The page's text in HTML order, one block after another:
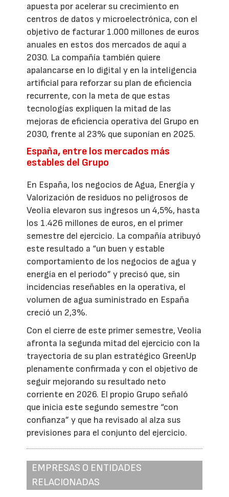
apuesta por acelerar su crecimiento en
centros de datos y microelectrónica, con el
objetivo de facturar 1.000 millones de euros
anuales en estos dos mercados de aquí a
2030. La compañía también quiere
apalancarse en lo digital y en la inteligencia
artificial para reforzar su plan de eficiencia
recurrente, con la meta de que estas
tecnologías expliquen la mitad de las
mejoras de eficiencia operativa del Grupo en
2030, frente al 23% que suponían en 2025.
España, entre los mercados más
estables del Grupo
En España, los negocios de Agua, Energía y
Valorización de residuos no peligrosos de
Veolia elevaron sus ingresos un 4,5%, hasta
los 1.426 millones de euros, en el primer
semestre del ejercicio. La compañía atribuyó
este resultado a “un buen y estable
comportamiento de los negocios de agua y
energía en el periodo” y precisó que, sin
incidencias reseñables en la operativa, el
volumen de agua suministrado en España
creció un 2,3%.
Con el cierre de este primer semestre, Veolia
afronta la segunda mitad del ejercicio con la
trayectoria de su plan estratégico GreenUp
plenamente confirmada y con el objetivo de
seguir mejorando su resultado neto
corriente en 2026. El propio Grupo señaló
que inicia este segundo semestre “con
confianza” y que ha revisado al alza sus
previsiones para el conjunto del ejercicio.
EMPRESAS O ENTIDADES
RELACIONADAS